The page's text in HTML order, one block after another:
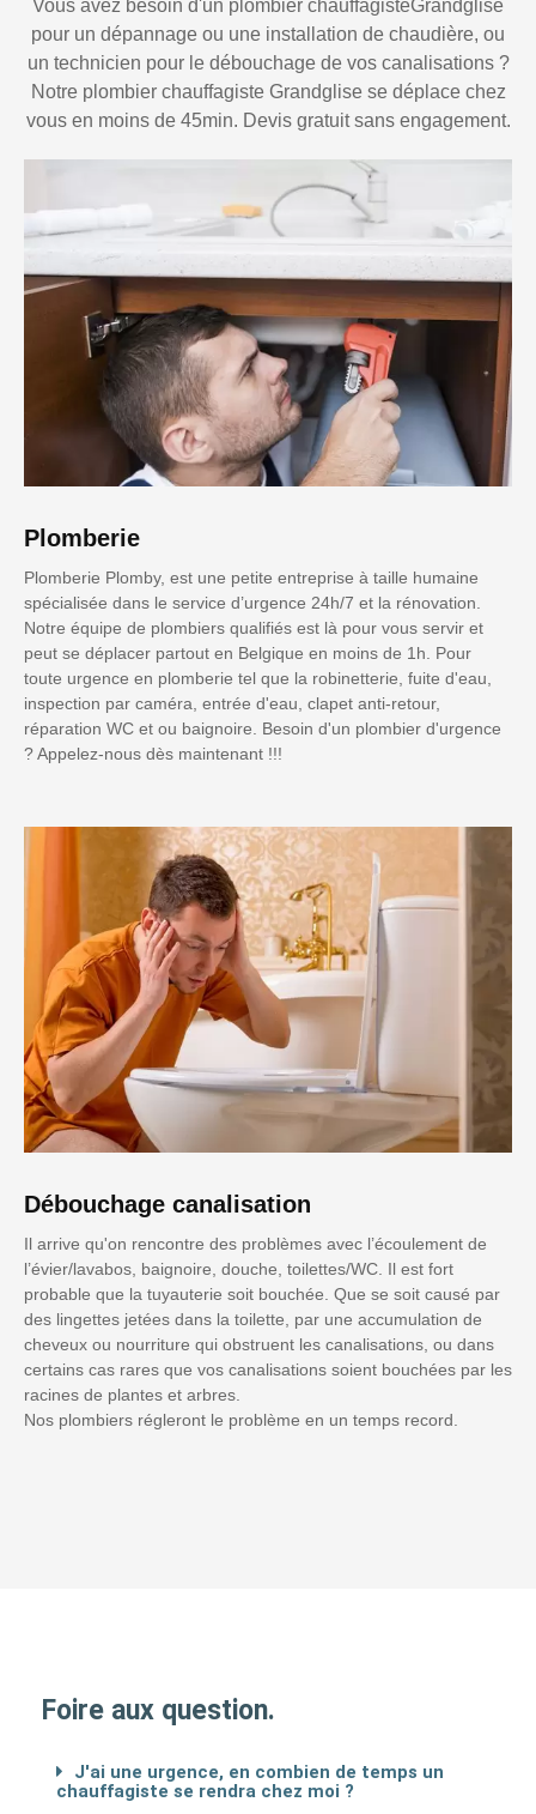
Vous avez besoin d'un plombier chauffagisteGrandglise
pour un dépannage ou une installation de chaudière, ou
un technicien pour le débouchage de vos canalisations ?
Notre plombier chauffagiste Grandglise se déplace chez
vous en moins de 45min. Devis gratuit sans engagement.
Plomberie
Plomberie Plomby, est une petite entreprise à taille humaine
spécialisée dans le service d’urgence 24h/7 et la rénovation.
Notre équipe de plombiers qualifiés est là pour vous servir et
peut se déplacer partout en Belgique en moins de 1h. Pour
toute urgence en plomberie tel que la robinetterie, fuite d'eau,
inspection par caméra, entrée d'eau, clapet anti-retour,
réparation WC et ou baignoire. Besoin d'un plombier d'urgence
? Appelez-nous dès maintenant !!!
Débouchage canalisation
Il arrive qu'on rencontre des problèmes avec l’écoulement de
l’évier/lavabos, baignoire, douche, toilettes/WC. Il est fort
probable que la tuyauterie soit bouchée. Que se soit causé par
des lingettes jetées dans la toilette, par une accumulation de
cheveux ou nourriture qui obstruent les canalisations, ou dans
certains cas rares que vos canalisations soient bouchées par les
racines de plantes et arbres.
Nos plombiers régleront le problème en un temps record.
Foire aux question.
J'ai une urgence, en combien de temps un
chauffagiste se rendra chez moi ?